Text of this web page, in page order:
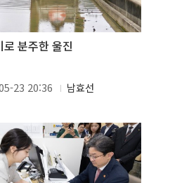
로 분주한 울진
23 20:36 남효선